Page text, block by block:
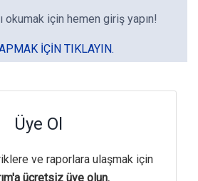
okumak için hemen giriş yapın!
IÇIN TIKLAYIN.
Üye Ol
ve raporlara ulaşmak için
ücretsiz üye olun.